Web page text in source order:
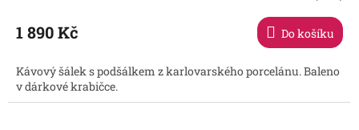
1 890 Kč Do košíku
Kávový šálek s podšálkem z karlovarského porcelánu. Baleno
v dárkové krabičce.